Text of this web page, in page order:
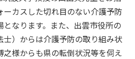
ーカスした切れ目のない介護予防
なります。 また、出雲市役所の
士）からは介護予防の取り組み状
之様からも県の転倒状況等を伺え